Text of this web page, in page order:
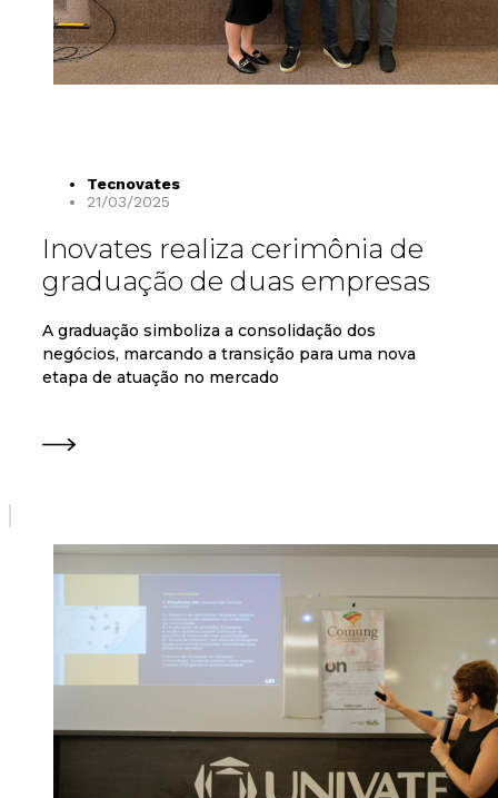
Tecnovates
21/03/2025
Inovates realiza cerimônia de
graduação de duas empresas
A graduação simboliza a consolidação dos
negócios, marcando a transição para uma nova
etapa de atuação no mercado